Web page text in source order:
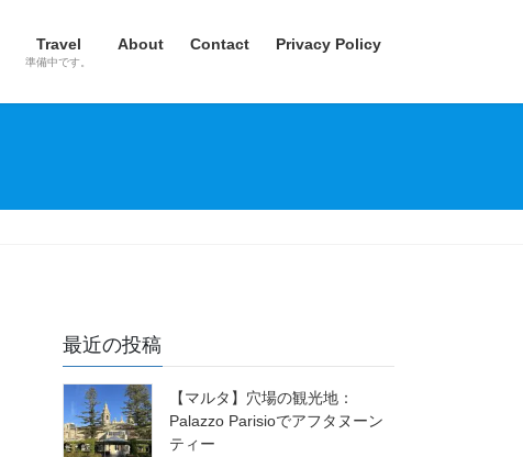
Travel
準備中です。
About Contact Privacy Policy
最近の投稿
【マルタ】穴場の観光地：
Palazzo Parisioでアフタヌーン
ティー